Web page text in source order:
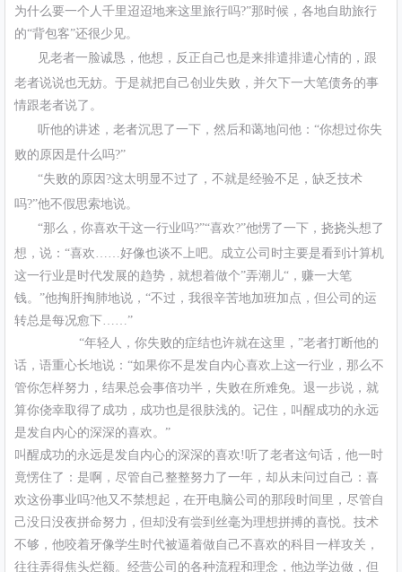
为什么要一个人千里迢迢地来这里旅行吗?”那时候，各地自助旅行
的“背包客”还很少见。
见老者一脸诚恳，他想，反正自己也是来排遣排遣心情的，跟
老者说说也无妨。于是就把自己创业失败，并欠下一大笔债务的事
情跟老者说了。
听他的讲述，老者沉思了一下，然后和蔼地问他：“你想过你失
败的原因是什么吗?”
“失败的原因?这太明显不过了，不就是经验不足，缺乏技术
吗?”他不假思索地说。
“那么，你喜欢干这一行业吗?”“喜欢?”他愣了一下，挠挠头想了
想，说：“喜欢……好像也谈不上吧。成立公司时主要是看到计算机
这一行业是时代发展的趋势，就想着做个”弄潮儿“，赚一大笔
钱。”他掏肝掏肺地说，“不过，我很辛苦地加班加点，但公司的运
转总是每况愈下……”
“年轻人，你失败的症结也许就在这里，”老者打断他的
话，语重心长地说：“如果你不是发自内心喜欢上这一行业，那么不
管你怎样努力，结果总会事倍功半，失败在所难免。退一步说，就
算你侥幸取得了成功，成功也是很肤浅的。记住，叫醒成功的永远
是发自内心的深深的喜欢。”
叫醒成功的永远是发自内心的深深的喜欢!听了老者这句话，他一时
竟愣住了：是啊，尽管自己整整努力了一年，却从未问过自己：喜
欢这份事业吗?他又不禁想起，在开电脑公司的那段时间里，尽管自
己没日没夜拼命努力，但却没有尝到丝毫为理想拼搏的喜悦。技术
不够，他咬着牙像学生时代被逼着做自己不喜欢的科目一样攻关，
往往弄得焦头烂额。经营公司的各种流程和理念，他边学边做，但